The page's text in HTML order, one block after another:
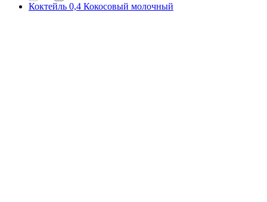
Коктейль 0,4 Кокосовый молочный